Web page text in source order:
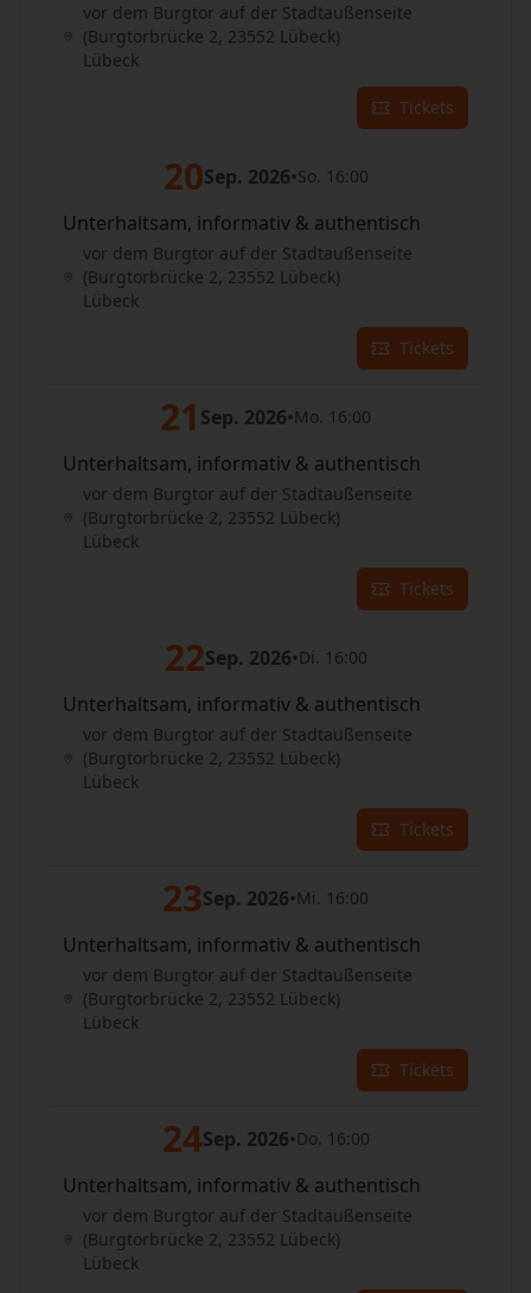
vor dem Burgtor auf der Stadtaußenseite
(Burgtorbrücke 2, 23552 Lübeck)
Lübeck
Tickets
20Sep. 2026•So. 16:00
Unterhaltsam, informativ & authentisch
vor dem Burgtor auf der Stadtaußenseite
(Burgtorbrücke 2, 23552 Lübeck)
Lübeck
Tickets
21 Sep. 2026•Mo. 16:00
Unterhaltsam, informativ & authentisch
vor dem Burgtor auf der Stadtaußenseite
(Burgtorbrücke 2, 23552 Lübeck)
Lübeck
Tickets
22Sep. 2026•Di. 16:00
Unterhaltsam, informativ & authentisch
vor dem Burgtor auf der Stadtaußenseite
(Burgtorbrücke 2, 23552 Lübeck)
Lübeck
Tickets
23Sep. 2026•Mi. 16:00
Unterhaltsam, informativ & authentisch
vor dem Burgtor auf der Stadtaußenseite
(Burgtorbrücke 2, 23552 Lübeck)
Lübeck
Tickets
24Sep. 2026•Do. 16:00
Unterhaltsam, informativ & authentisch
vor dem Burgtor auf der Stadtaußenseite
(Burgtorbrücke 2, 23552 Lübeck)
Lübeck